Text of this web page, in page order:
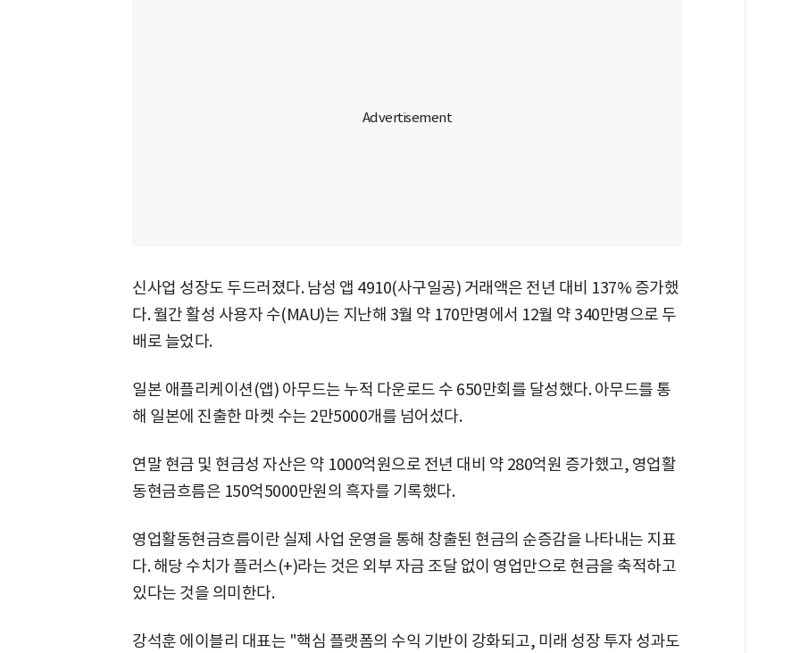
신사업 성장도 두드러졌다. 남성 앱 4910(사구일공) 거래액은 전년 대비 137% 증가했
다. 월간 활성 사용자 수(MAU)는 지난해 3월 약 170만명에서 12월 약 340만명으로 두
배로 늘었다.
일본 애플리케이션(앱) 아무드는 누적 다운로드 수 650만회를 달성했다. 아무드를 통
해 일본에 진출한 마켓 수는 2만5000개를 넘어섰다.
연말 현금 및 현금성 자산은 약 1000억원으로 전년 대비 약 280억원 증가했고, 영업활
동현금흐름은 150억5000만원의 흑자를 기록했다.
영업활동현금흐름이란 실제 사업 운영을 통해 창출된 현금의 순증감을 나타내는 지표
다. 해당 수치가 플러스(+)라는 것은 외부 자금 조달 없이 영업만으로 현금을 축적하고
있다는 것을 의미한다.
강석훈 에이블리 대표는 "핵심 플랫폼의 수익 기반이 강화되고, 미래 성장 투자 성과도